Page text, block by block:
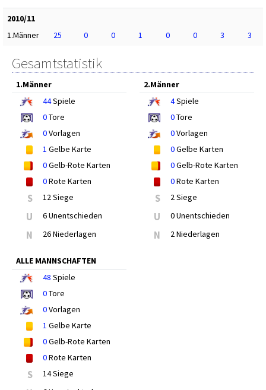
2010/11
1.Männer
25 0 0 1 0 0 3 3
Gesamtstatistik
1.Männer
44Spiele
0Tore
0Vorlagen
1 Gelbe Karte
0Gelb-Rote Karten
0Rote Karten
S 12 Siege
U 6 Unentschieden
N 26 Niederlagen
2.Männer
4Spiele
0Tore
0Vorlagen
0Gelbe Karten
0Gelb-Rote Karten
0Rote Karten
S 2 Siege
U 0 Unentschieden
N 2 Niederlagen
ALLE MANNSCHAFTEN
48 Spiele
0Tore
0Vorlagen
1 Gelbe Karte
0Gelb-Rote Karten
0Rote Karten
S 14 Siege